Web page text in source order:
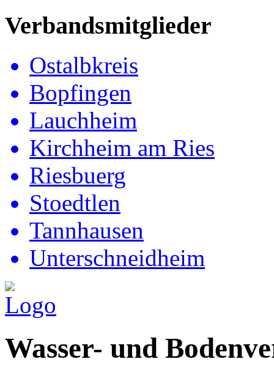
Verbandsmitglieder
Ostalbkreis
Bopfingen
Lauchheim
Kirchheim am Ries
Riesbuerg
Stoedtlen
Tannhausen
Unterschneidheim
Wasser- und